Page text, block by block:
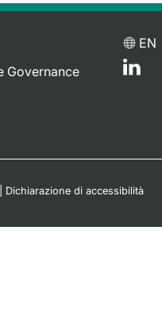
Governance
EN
Dichiarazione di accessibilità